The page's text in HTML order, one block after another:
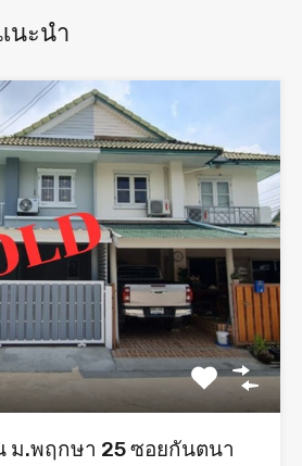
นะนำ
ม.พฤกษา 25 ซอยกันตนา